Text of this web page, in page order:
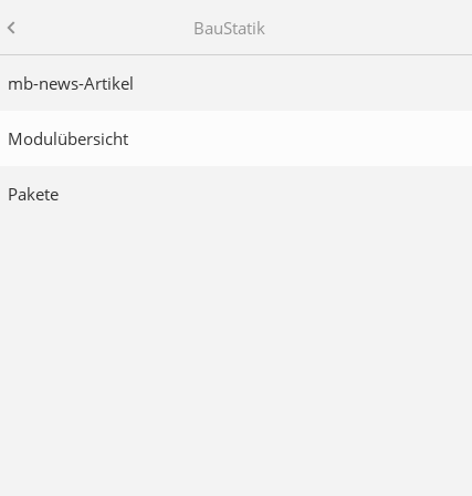
mb AEC Software GmbH BauStatik
mb-news-Artikel
Modulübersicht
Pakete